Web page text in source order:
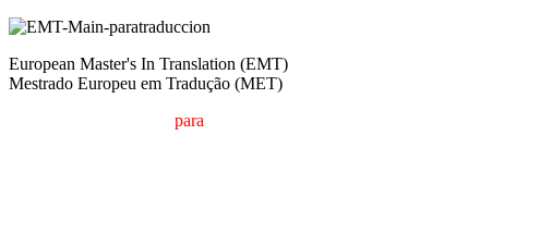
European Master's In Translation (EMT)
Mestrado Europeu em Tradução (MET)
para